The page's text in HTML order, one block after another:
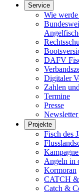
Service
Wie
DAFV
Digitaler
Zahlen
Termine
Presse
Projekte
Fisch des
Angeln in
Kormoran
CATCH
Catch &